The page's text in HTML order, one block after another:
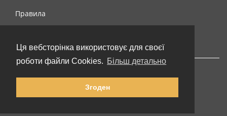
Ця вебсторінка використовує для своєї
роботи файли Cookies. Більш детально
Згоден
Правила
© 2002-2026 lernu.net |Impressum